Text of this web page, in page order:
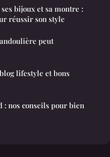
bijoux et sa montre :
réussir son style
peut
lifestyle et bons
nos conseils pour bien